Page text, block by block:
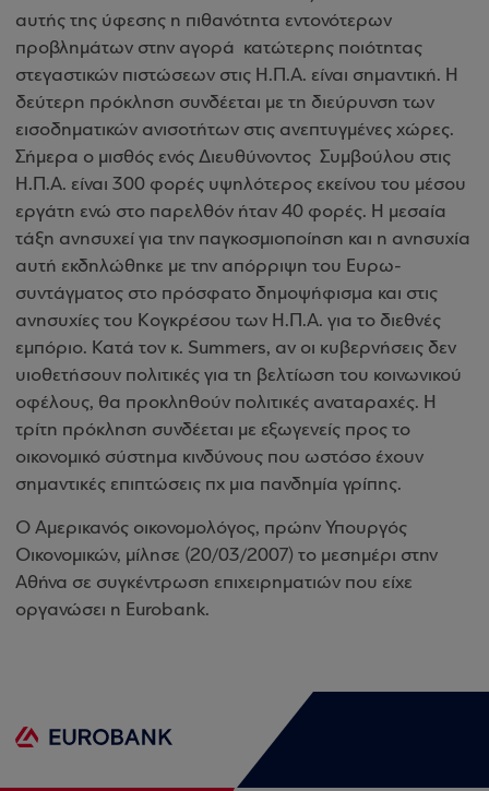
αυτής της ύφεσης η πιθανότητα εντονότερων
προβλημάτων στην αγορά κατώτερης ποιότητας
στεγαστικών πιστώσεων στις Η.Π.Α. είναι σημαντική. Η
δεύτερη πρόκληση συνδέεται με τη διεύρυνση των
εισοδηματικών ανισοτήτων στις ανεπτυγμένες χώρες.
Σήμερα ο μισθός ενός Διευθύνοντος Συμβούλου στις
Η.Π.Α. είναι 300 φορές υψηλότερος εκείνου του μέσου
εργάτη ενώ στο παρελθόν ήταν 40 φορές. Η μεσαία
τάξη ανησυχεί για την παγκοσμιοποίηση και η ανησυχία
αυτή εκδηλώθηκε με την απόρριψη του Ευρω-
συντάγματος στο πρόσφατο δημοψήφισμα και στις
ανησυχίες του Κογκρέσου των Η.Π.Α. για το διεθνές
εμπόριο. Κατά τον κ. Summers, αν οι κυβερνήσεις δεν
υιοθετήσουν πολιτικές για τη βελτίωση του κοινωνικού
οφέλους, θα προκληθούν πολιτικές αναταραχές. Η
τρίτη πρόκληση συνδέεται με εξωγενείς προς το
οικονομικό σύστημα κινδύνους που ωστόσο έχουν
σημαντικές επιπτώσεις πχ μια πανδημία γρίπης.
Ο Αμερικανός οικονομολόγος, πρώην Υπουργός
Οικονομικών, μίλησε (20/03/2007) το μεσημέρι στην
Αθήνα σε συγκέντρωση επιχειρηματιών που είχε
οργανώσει η Eurobank.